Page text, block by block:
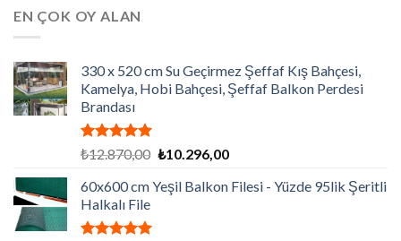
EN ÇOK OY ALAN
330 x 520 cm Su Geçirmez Şeffaf Kış Bahçesi,
Kamelya, Hobi Bahçesi, Şeffaf Balkon Perdesi
Brandası
5 üzerinden
aldı
₺12.870,00 Orijinal
₺12.870,00.
₺10.296,00Şu
fiyat:
60x600 cm Yeşil Balkon Filesi - Yüzde 95lik Şeritli
Halkalı File